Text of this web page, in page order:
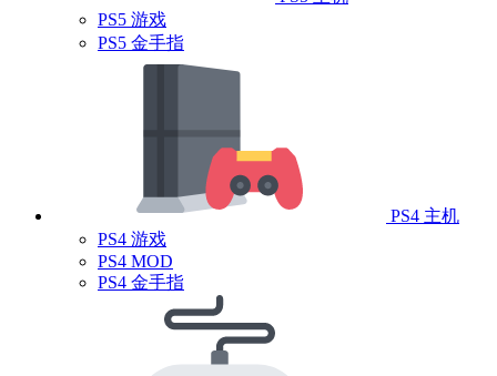
PS5 游戏
PS5 金手指
PS4 主机
PS4 游戏
PS4 MOD
PS4 金手指